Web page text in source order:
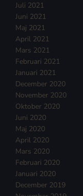
Juli 2021
Juni 2021
Maj 2021
April 2021
Mars 2021
Februari 2021
Januari 2021
December 2020
November 2020
Oktober 2020
Juni 2020
Maj 2020
April 2020
Mars 2020
Februari 2020
Januari 2020
December 2019